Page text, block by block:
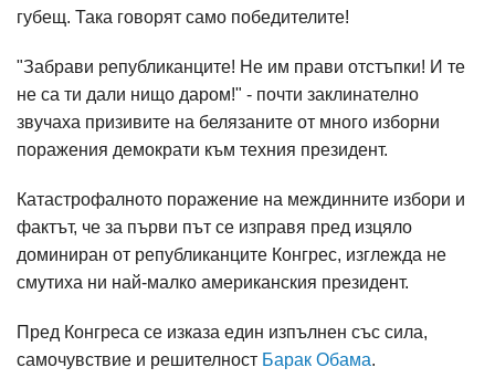
губещ. Така говорят само победителите!
"Забрави републиканците! Не им прави отстъпки! И те
не са ти дали нищо даром!" - почти заклинателно
звучаха призивите на белязаните от много изборни
поражения демократи към техния президент.
Катастрофалното поражение на междинните избори и
фактът, че за първи път се изправя пред изцяло
доминиран от републиканците Конгрес, изглежда не
смутиха ни най-малко американския президент.
Пред Конгреса се изказа един изпълнен със сила,
самочувствие и решителност Барак Обама.